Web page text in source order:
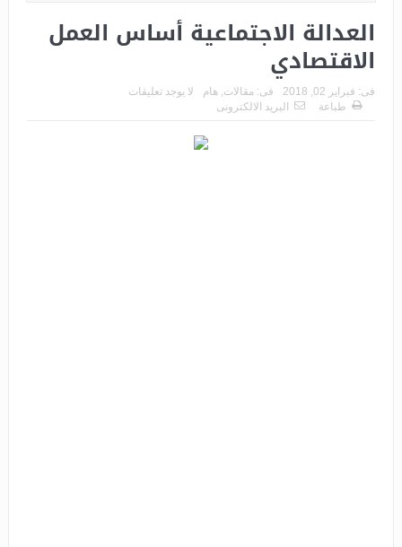
العدالة الاجتماعية أساس العمل
الاقتصادي
فى: فبراير 02, 2018 فى: مقالات, هام
لا يوجد تعليقات
طباعة
البريد الالكترونى